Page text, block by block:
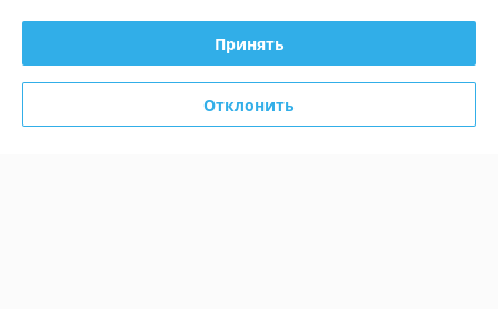
Информация для покупателя
Принять
Отклонить